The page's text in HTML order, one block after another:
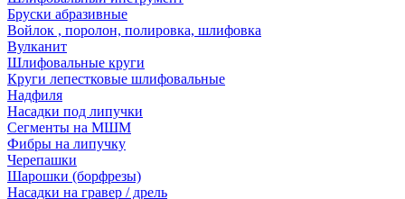
Бруски абразивные
Войлок , поролон, полировка, шлифовка
Вулканит
Шлифовальные круги
Круги лепестковые шлифовальные
Надфиля
Насадки под липучки
Сегменты на МШМ
Фибры на липучку
Черепашки
Шарошки (борфрезы)
Насадки на гравер / дрель